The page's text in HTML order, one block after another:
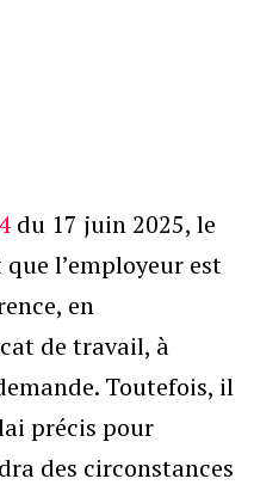
du 17 juin 2025, le
l’employeur est
en
de travail, à
Toutefois, il
précis pour
des circonstances